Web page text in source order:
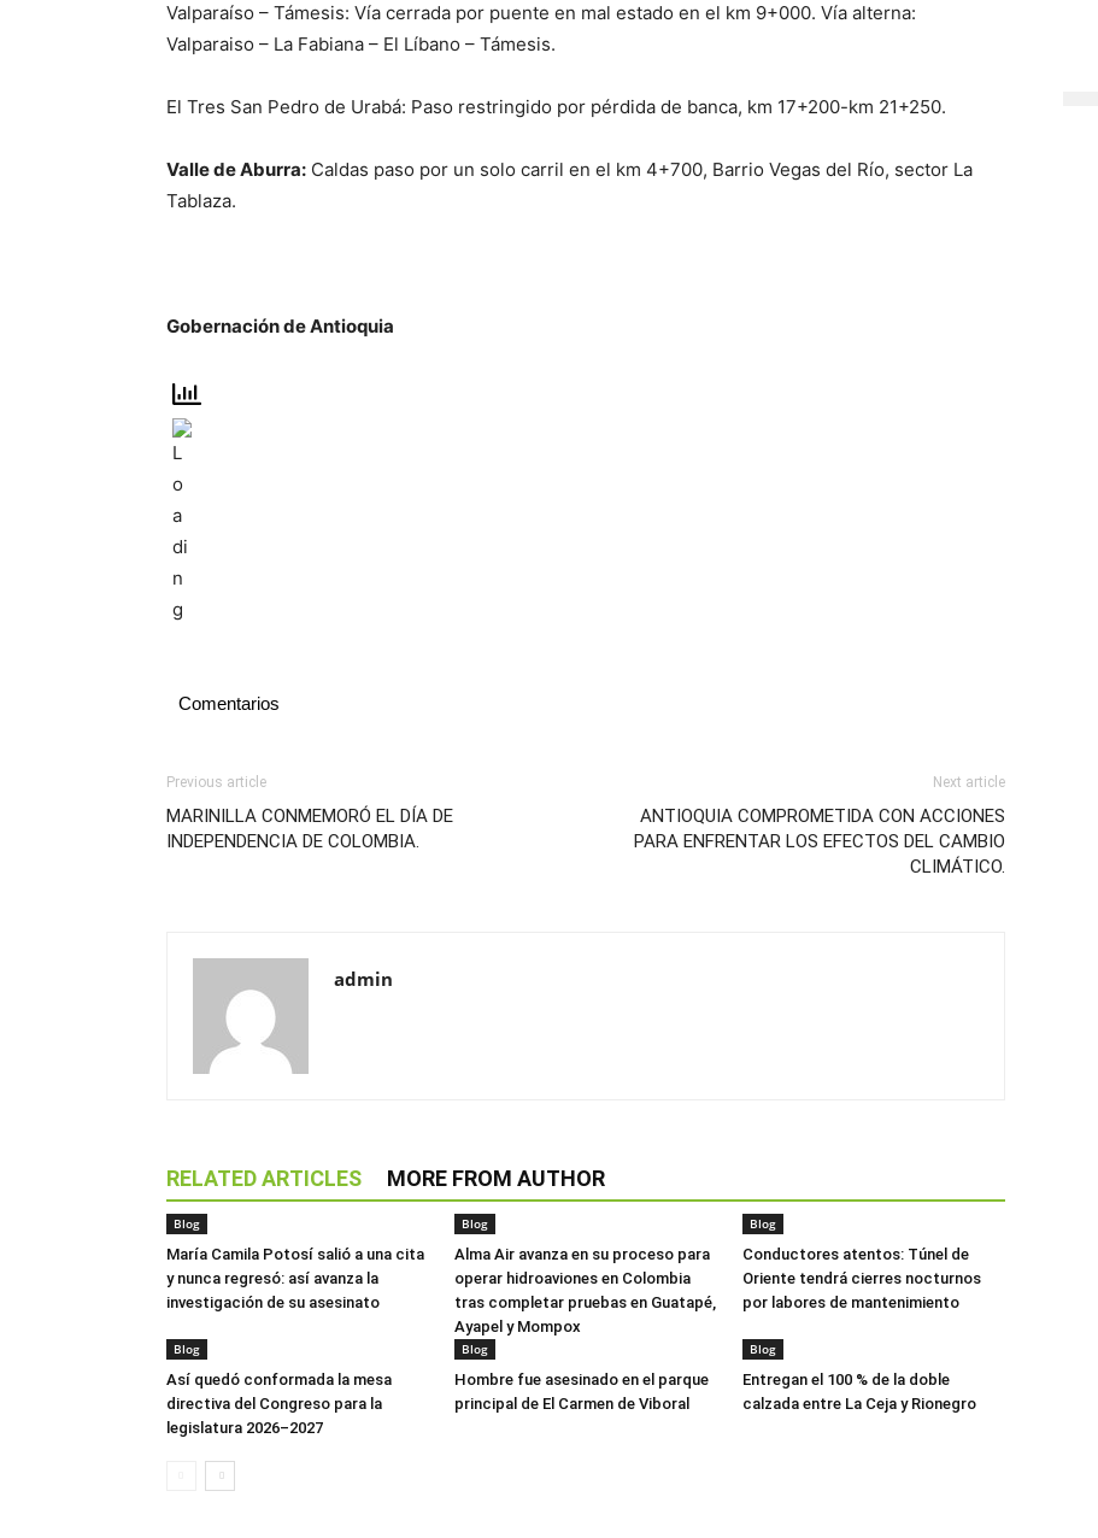
Valparaíso – Támesis: Vía cerrada por puente en mal estado en el km 9+000. Vía alterna:
Valparaiso – La Fabiana – El Líbano – Támesis.
El Tres San Pedro de Urabá: Paso restringido por pérdida de banca, km 17+200-km 21+250.
Valle de Aburra: Caldas paso por un solo carril en el km 4+700, Barrio Vegas del Río, sector La
Tablaza.
Gobernación de Antioquia
Comentarios
Previous article
MARINILLA CONMEMORÓ EL DÍA DE
INDEPENDENCIA DE COLOMBIA.
Next article
ANTIOQUIA COMPROMETIDA CON ACCIONES
PARA ENFRENTAR LOS EFECTOS DEL CAMBIO
CLIMÁTICO.
admin
RELATED ARTICLES MORE FROM AUTHOR
Blog
María Camila Potosí salió a una cita
y nunca regresó: así avanza la
investigación de su asesinato
Blog
Alma Air avanza en su proceso para
operar hidroaviones en Colombia
tras completar pruebas en Guatapé,
Ayapel y Mompox
Blog
Conductores atentos: Túnel de
Oriente tendrá cierres nocturnos
por labores de mantenimiento
Blog
Así quedó conformada la mesa
directiva del Congreso para la
legislatura 2026–2027
Blog
Hombre fue asesinado en el parque
principal de El Carmen de Viboral
Blog
Entregan el 100 % de la doble
calzada entre La Ceja y Rionegro